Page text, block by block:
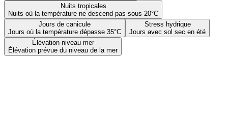
Nuits tropicales
Nuits où la température ne descend pas sous 20°C
Jours de canicule
Jours où la température dépasse 35°C
Stress hydrique
Jours avec sol sec en été
Élévation niveau mer
Élévation prévue du niveau de la mer